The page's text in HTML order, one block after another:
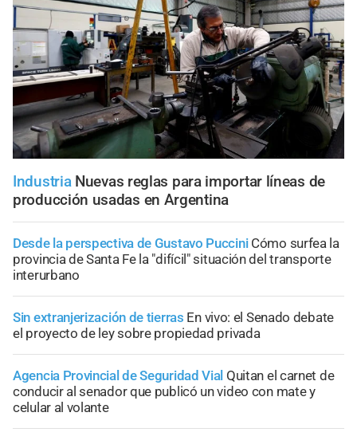
Industria Nuevas reglas para importar líneas de
producción usadas en Argentina
Desde la perspectiva de Gustavo Puccini Cómo surfea la
provincia de Santa Fe la "difícil" situación del transporte
interurbano
Sin extranjerización de tierras En vivo: el Senado debate
el proyecto de ley sobre propiedad privada
Agencia Provincial de Seguridad Vial Quitan el carnet de
conducir al senador que publicó un video con mate y
celular al volante